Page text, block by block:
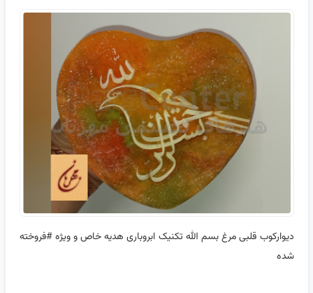
دیوارکوب قلبی مرغ بسم الله تکنیک ابروباری هدیه خاص و ویژه #فروخته
شده